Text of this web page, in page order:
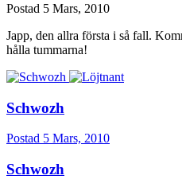
Postad 5 Mars, 2010
Japp, den allra första i så fall.
hålla tummarna!
Schwozh
Postad 5 Mars, 2010
Schwozh